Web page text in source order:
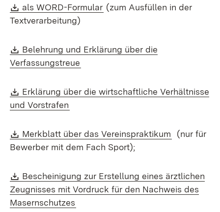
Download:
als WORD-Formular (Öffnet in neuem Fenster)
(zum Ausfüllen in der
Textverarbeitung)
Download:
Belehrung und Erklärung über die
Verfassungstreue
Download:
Erklärung über die wirtschaftliche Verhältnisse
und Vorstrafen
Download:
Merkblatt über das Vereinspraktikum (Öffnet in
(nur für
Bewerber mit dem Fach Sport);
Download:
Bescheinigung zur Erstellung eines ärztlichen
Zeugnisses mit Vordruck für den Nachweis des
Masernschutzes